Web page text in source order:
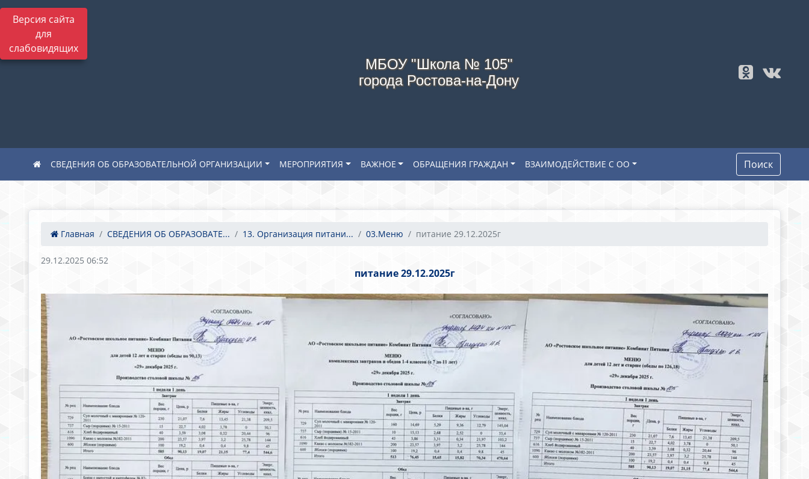
Версия сайта
для
слабовидящих
МБОУ "Школа № 105"
города Ростова-на-Дону
СВЕДЕНИЯ ОБ ОБРАЗОВАТЕЛЬНОЙ ОРГАНИЗАЦИИ МЕРОПРИЯТИЯ ВАЖНОЕ ОБРАЩЕНИЯ ГРАЖДАН ВЗАИМОДЕЙСТВИЕ С ОО Поиск
Главная СВЕДЕНИЯ ОБ ОБРАЗОВАТЕ... 13. Организация питани... 03.Меню питание 29.12.2025г
29.12.2025 06:52
питание 29.12.2025г